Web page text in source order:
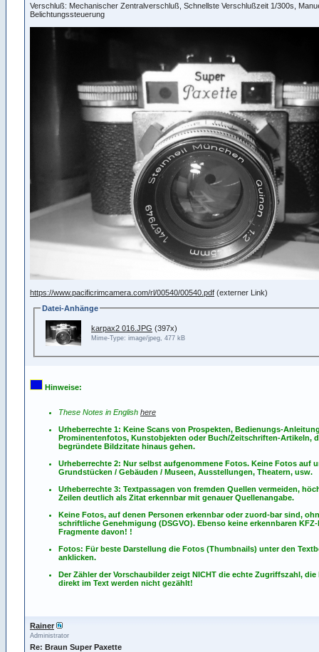
Verschluß: Mechanischer Zentralverschluß, Schnellste Verschlußzeit 1/300s,
Belichtungssteuerung
https://www.pacificrimcamera.com/rl/00540/00540.pdf (externer Link)
Datei-Anhänge
karpax2 016.JPG (397x)
Mime-Type: image/jpeg, 477 kB
Hinweise:
These Notes in English here
Urheberrechte 1: Keine Scans von Prospekten, Bedienungs-
Prominentenfotos, Kunstobjekten oder Buch/Zeitschriften-Artikeln,
begründete Bildzitate hinaus gehen.
Urheberrechte 2: Nur selbst aufgenommene Fotos. Keine Fotos auf
Grundstücken / Gebäuden / Museen, Ausstellungen, Theatern, usw.
Urheberrechte 3: Textpassagen von fremden Quellen vermeiden,
Zeilen deutlich als Zitat erkennbar mit genauer Quellenangabe.
Keine Fotos, auf denen Personen erkennbar oder zuord-bar sind,
schriftliche Genehmigung (DSGVO). Ebenso keine erkennbaren
Fragmente davon! !
Fotos: Für beste Darstellung die Fotos (Thumbnails) unter den
anklicken.
Der Zähler der Vorschaubilder zeigt NICHT die echte Zugriffszahl,
direkt im Text werden nicht gezählt!
Rainer
Administrator
Re: Braun Super Paxette